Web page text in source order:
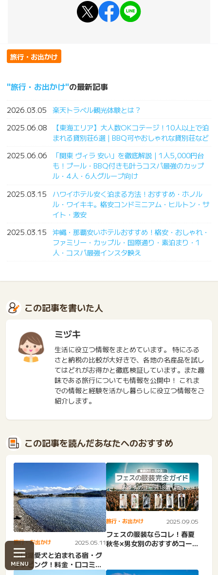
旅行・お出かけ
旅行・お出かけ の最新記事
2026.03.05
楽天トラベル観光体験とは？
2025.06.08
【東海エリア】大人数OKコテージ！10人以上で泊
まれる貸別荘6選｜BBQ可やおしゃれな貸別荘など
2025.06.06
「関東 ヴィラ 安い」を徹底解説｜1人5,000円台
も！プール・BBQ付きも叶うコスパ最強のカップ
ル・4人・6人グループ向け
2025.03.15
ハワイホテル安く泊まる方法！おすすめ・ホノル
ル・ワイキキ。格安コンドミニアム・ヒルトン・サ
イト・激安
2025.03.15
沖縄・那覇安いホテルおすすめ！格安・おしゃれ・
ファミリー・カップル・国際通り・素泊まり・1
人・コスパ最強インスタ映え
この記事を書いた人
ミヅキ
生活に役立つ情報をまとめています。 特にふる
さと納税の比較が大好きで、各地の名産品を試し
てはどれがお得かと徹底検証しています。また趣
味である旅行についても情報を公開中！ これま
での情報と経験を活かし暮らしに役立つ情報をご
紹介します。
この記事を読んだあなたへのおすすめ
旅行・お出かけ 2025.05.11
河口湖愛犬と泊まれる宿・グ
ランピング！料金・口コミ・
旅行・お出かけ 2025.09.05
フェスの服装ならコレ！春夏
秋冬×男女別のおすすめコー